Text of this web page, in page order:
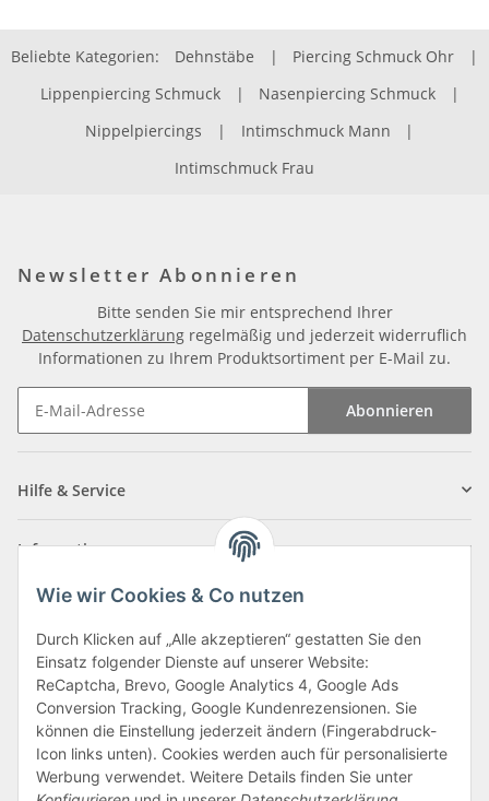
Wie wir Cookies & Co nutzen
Durch Klicken auf „Alle akzeptieren“ gestatten Sie den
Einsatz folgender Dienste auf unserer Website:
ReCaptcha, Brevo, Google Analytics 4, Google Ads
Conversion Tracking, Google Kundenrezensionen. Sie
können die Einstellung jederzeit ändern (Fingerabdruck-
Icon links unten). Cookies werden auch für personalisierte
Werbung verwendet. Weitere Details finden Sie unter
Beliebte Kategorien: Dehnstäbe | Piercing Schmuck Ohr
|
Lippenpiercing Schmuck
| Nasenpiercing Schmuck
|
Nippelpiercings
| Intimschmuck Mann
|
Intimschmuck Frau
Newsletter Abonnieren
Bitte senden Sie mir entsprechend Ihrer
Datenschutzerklärung regelmäßig und jederzeit widerruflich
Informationen zu Ihrem Produktsortiment per E-Mail zu.
Abonnieren
Hilfe & Service
Informationen
Zahlungsarten